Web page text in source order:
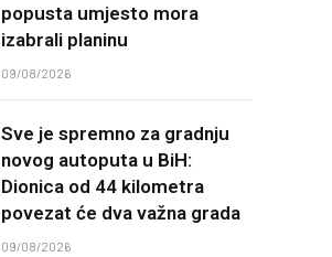
popusta umjesto mora
izabrali planinu
09/08/2026
Sve je spremno za gradnju
novog autoputa u BiH:
Dionica od 44 kilometra
povezat će dva važna grada
09/08/2026